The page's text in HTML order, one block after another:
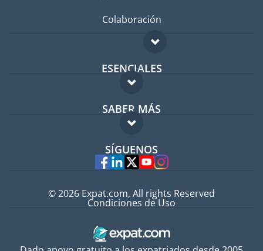
Colaboración
ESENCIALES
Foro para expatriados
Guía para expatriados
Trabajos en el extranjero
SABER MÁS
FAQ
Expertos
SÍGUENOS
© 2026 Expat.com, All rights Reserved
Condiciones de Uso